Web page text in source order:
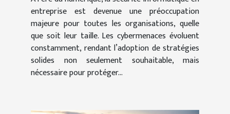
entreprise est devenue une préoccupation
majeure pour toutes les organisations, quelle
que soit leur taille. Les cybermenaces évoluent
constamment, rendant l’adoption de stratégies
solides non seulement souhaitable, mais
nécessaire pour protéger...